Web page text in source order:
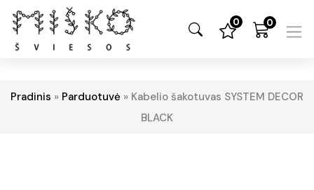
0 0
Pradinis » Parduotuvė » Kabelio šakotuvas SYSTEM DECOR
BLACK